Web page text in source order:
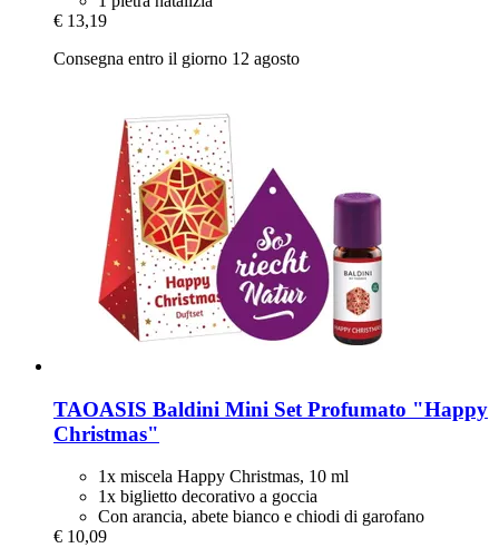
€ 13,19
Consegna entro il giorno 12 agosto
TAOASIS Baldini Mini Set Profumato "Happy
Christmas"
1x miscela Happy Christmas, 10 ml
1x biglietto decorativo a goccia
Con arancia, abete bianco e chiodi di garofano
€ 10,09